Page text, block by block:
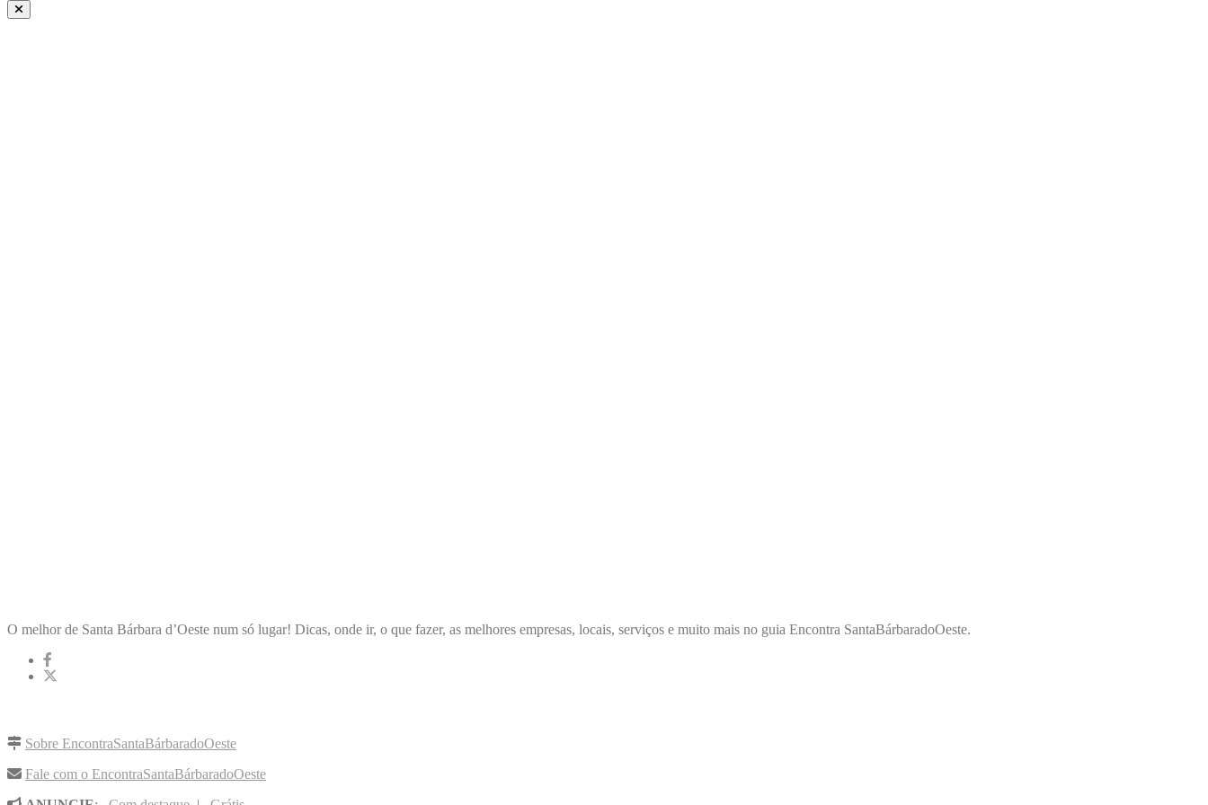
O melhor de Santa Bárbara d’Oeste num só lugar! Dicas, onde ir, o que fazer, as melhores empresas, locais, serviços e muito mais no guia Encontra SantaBárbaradoOeste.
Sobre EncontraSantaBárbaradoOeste
Fale com o EncontraSantaBárbaradoOeste